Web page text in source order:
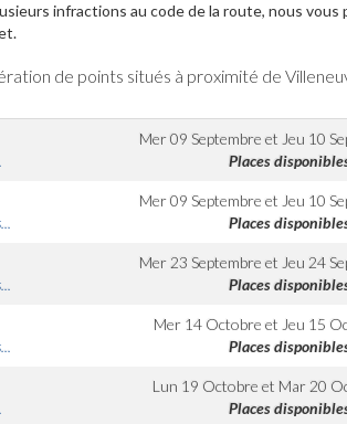
infractions au code de la route, nous vous
de points situés à proximité de
Mer 09 Septembre et Jeu 10
Places
Mer 09 Septembre et Jeu 10
Places
Mer 23 Septembre et Jeu 24
Places
Mer 14 Octobre et Jeu 15
Places
Lun 19 Octobre et Mar 20
Places